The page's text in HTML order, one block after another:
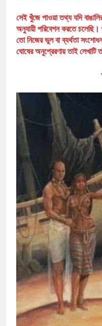
সেই খুঁজে পাওয়া তথ্য যদি
অনুযায়ী পরিবেশন করতে
তো নিজের ভুল বা ব্যর্থতা
ঘোষের অনুপ্রেরণায় তাই লেখাটি